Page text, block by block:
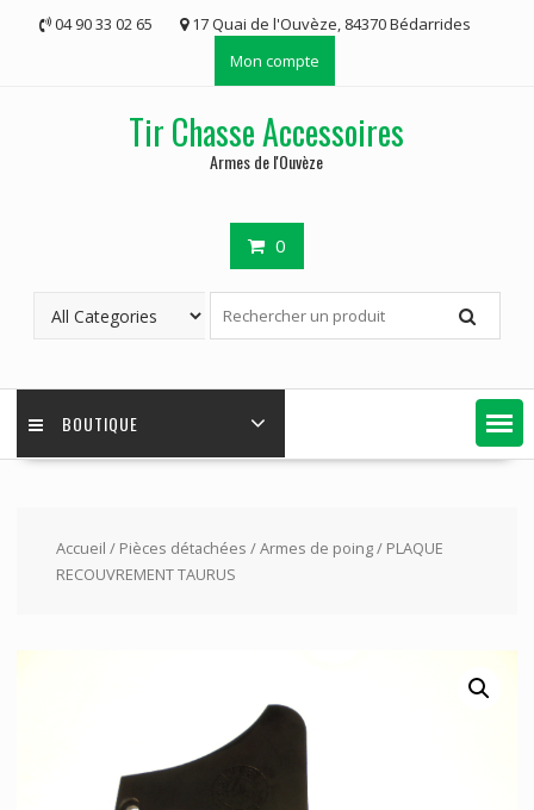
04 90 33 02 65
17 Quai de l'Ouvèze, 84370 Bédarrides
Mon compte
Tir Chasse Accessoires
Armes de l'Ouvèze
0
BOUTIQUE
Accueil / Pièces détachées /Armes de poing/ PLAQUE
RECOUVREMENT TAURUS